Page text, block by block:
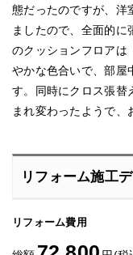
態だったのですが、洋
ましたので、全面的に
のクッションフロアは
やかな色合いで、部屋
す。同時にクロス張替
まれ変わったようで、
リフォーム施工
リフォーム費用